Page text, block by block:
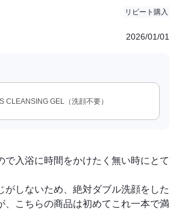
リピート購入
2026/01/01
CLEANSING GEL（洗顔不要）
で入浴に時間をかけたく無い時にとて
がしないため、絶対ダブル洗顔をした
、こちらの商品は初めてこれ一本で満